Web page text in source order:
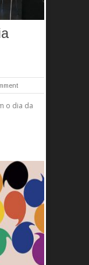
o dia da